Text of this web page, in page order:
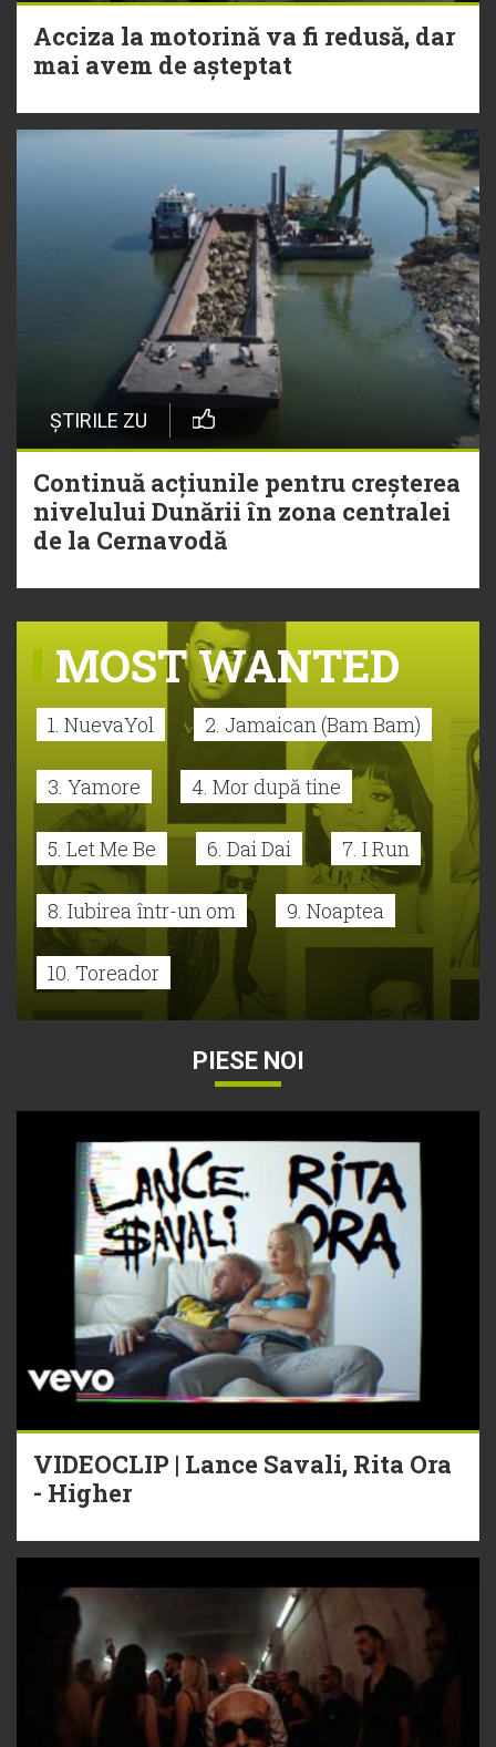
Acciza la motorină va fi redusă, dar
mai avem de așteptat
ȘTIRILE ZU
Continuă acțiunile pentru creșterea
nivelului Dunării în zona centralei
de la Cernavodă
MOST WANTED
1. NuevaYol 2. Jamaican (Bam Bam)
3. Yamore 4. Mor după tine
5. Let Me Be 6. Dai Dai 7. I Run
8. Iubirea într-un om 9. Noaptea
10. Toreador
PIESE NOI
VIDEOCLIP | Lance Savali, Rita Ora
- Higher